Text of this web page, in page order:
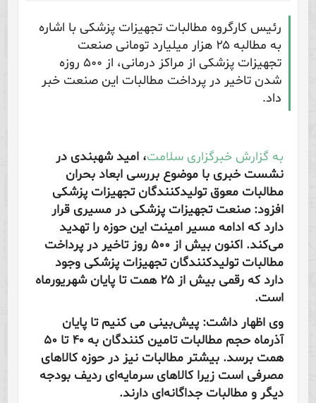
رئیس کارگروه مطالبات تجهیزات پزشکی با اشاره
به مطالبه ۲۵ هزار میلیارد تومانی صنعت
تجهیزات پزشکی از مراکز درمانی، از ۵۰۰ روزه
شدن تاخیر در پرداخت مطالبات این صنعت خبر
داد.
به گزارش خبرگزاری سلامت، امید شهبندی در
نشست خبری با موضوع بررسی ابعاد بحران
مطالبات معوق تولیدکنندگان تجهیزات پزشکی
افزود: صنعت تجهیزات پزشکی در مسیری قرار
دارد که ادامه مسیر امینت این حوزه را تهدید
می‌کند. اکنون بیش از ۵۰۰ روز تاخیر در پرداخت
مطالبات تولیدکنندگان تجهیزات پزشکی وجود
دارد که رقمی بیش از ۲۵ همت تا پایان شهریورماه
است.
وی اظهار داشت: پیش‌بینی می کنیم تا پایان
آذرماه حجم مطالبات تامین کنندگان به ۴۰ تا ۵۰
همت برسد. بیشتر مطالبات نیز در حوزه کالاهای
مصرفی است زیرا کالاهای سرمایه‌ای ردیف بودجه
دیگر و مطالبات جداگانه‌ای دارند.